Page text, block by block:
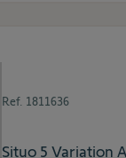
Ref. 1811636
Situo 5 Variation